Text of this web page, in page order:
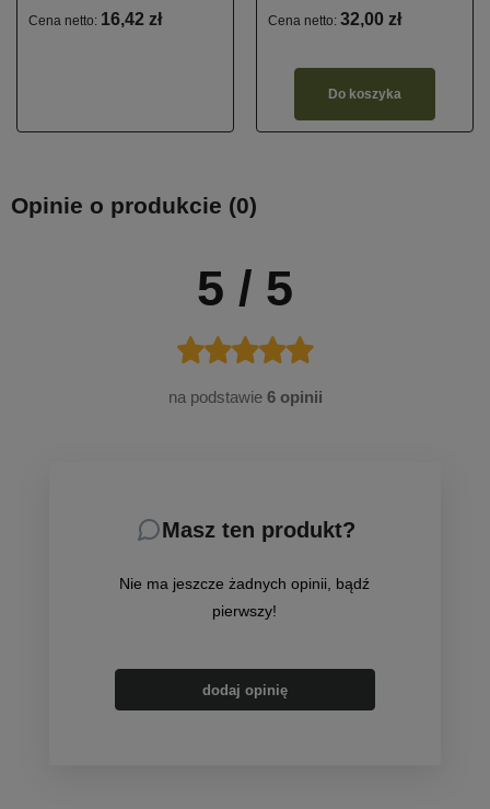
Cena netto: 16,42 zł Cena netto: 32,00 zł
Do koszyka
Opinie o produkcie (0)
5 / 5
na podstawie 6 opinii
Masz ten produkt?
Nie ma jeszcze żadnych opinii, bądź
pierwszy!
dodaj opinię